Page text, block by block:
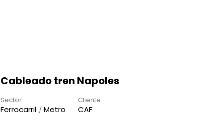
Cableado tren Napoles
Sector
Ferrocarril Metro
Cliente
CAF